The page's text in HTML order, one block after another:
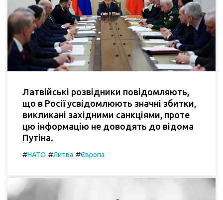
Латвійські розвідники повідомляють,
що в Росії усвідомлюють значні збитки,
викликані західними санкціями, проте
цю інформацію не доводять до відома
Путіна.
#НАТО #Литва #Європа